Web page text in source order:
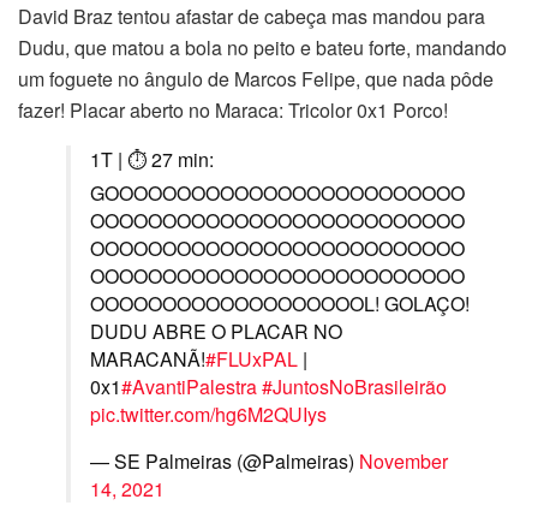
David Braz tentou afastar de cabeça mas mandou para
Dudu, que matou a bola no peito e bateu forte, mandando
um foguete no ângulo de Marcos Felipe, que nada pôde
fazer! Placar aberto no Maraca: Tricolor 0x1 Porco!
1T | ⏱ 27 min:
GOOOOOOOOOOOOOOOOOOOOOOOOO
OOOOOOOOOOOOOOOOOOOOOOOOOO
OOOOOOOOOOOOOOOOOOOOOOOOOO
OOOOOOOOOOOOOOOOOOOOOOOOOO
OOOOOOOOOOOOOOOOOOOL! GOLAÇO!
DUDU ABRE O PLACAR NO
MARACANÃ!#FLUxPAL |
0x1#AvantiPalestra#JuntosNoBrasileirão
pic.twitter.com/hg6M2QUIys
— SE Palmeiras (@Palmeiras) November
14, 2021